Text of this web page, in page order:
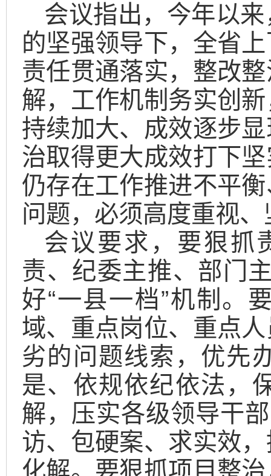
会议指出，今年以
的坚强领导下，全省
责任贯通落实，整改
解，工作机制务实创
持续加大、成效逐步
治取得更大成效打下
仍存在工作推进不平
问题，必须高度重视
会议要求，要狠抓
责、纪委主推、部门
好“一县一档”机制。
域、重点岗位、重点
劣的问题线索，优先
是、依规依纪依法，
解，压实各级领导干
访、包硬案、求实效